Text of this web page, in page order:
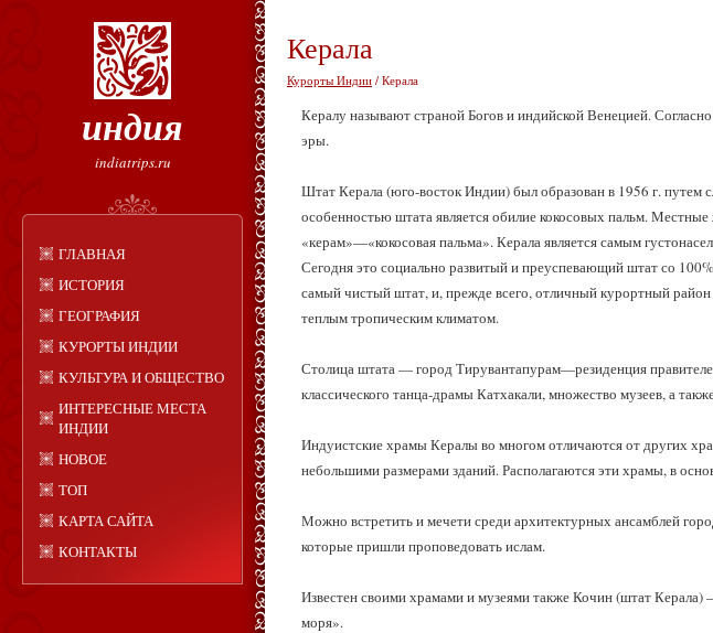
индия
indiatrips.ru
ГЛАВНАЯ
ИСТОРИЯ
ГЕОГРАФИЯ
КУРОРТЫ ИНДИИ
КУЛЬТУРА И ОБЩЕСТВО
ИНТЕРЕСНЫЕ МЕСТА
ИНДИИ
НОВОЕ
ТОП
КАРТА САЙТА
КОНТАКТЫ
Керала
Курорты Индии / Керала
Кералу называют страной Богов и индийской Венецией.
эры.
Штат Керала (юго-восток Индии) был образован в 1956 г.
особенностью штата является обилие кокосовых пальм.
«керам»—«кокосовая пальма». Керала является самым
Сегодня это социально развитый и преуспевающий штат со
самый чистый штат, и, прежде всего, отличный курортный
теплым тропическим климатом.
Столица штата — город Тирувантапурам—резиденция
классического танца-драмы Катхакали, множество музеев, а
Индуистские храмы Кералы во многом отличаются от других
небольшими размерами зданий. Располагаются эти храмы, в
Можно встретить и мечети среди архитектурных ансамблей
которые пришли проповедовать ислам.
Известен своими храмами и музеями также Кочин (штат
моря».